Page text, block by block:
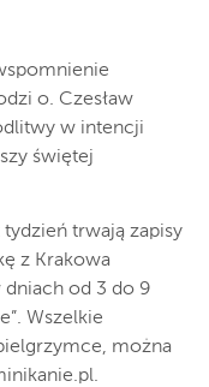
o. Czesław
w intencji
świętej
trwają zapisy
z Krakowa
dniach od 3 do 9
Wszelkie
można